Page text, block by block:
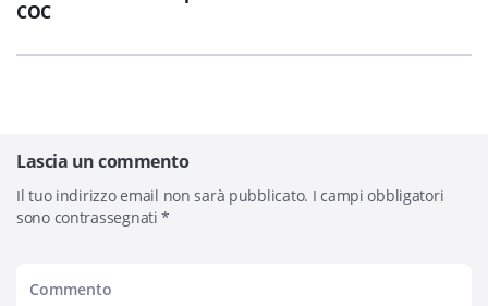
COC
Lascia un commento
Il tuo indirizzo email non sarà pubblicato. I campi obbligatori
sono contrassegnati*